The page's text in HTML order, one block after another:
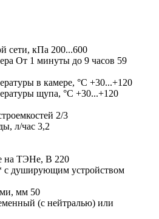
сети, кПа 200...600
От 1 минуты до 9 часов 59
в камере, °С +30...+120
щупа, °С +30...+120
2/3
л/час 3,2
на ТЭНе, В 220
с душирующим устройством
мм 50
(с нейтралью) или